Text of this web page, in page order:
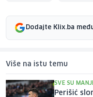
Dodajte Klix.ba
Više na istu temu
SVE SU
Perišić